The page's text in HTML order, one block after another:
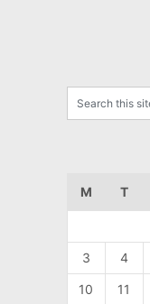
M T
3 4
10 11